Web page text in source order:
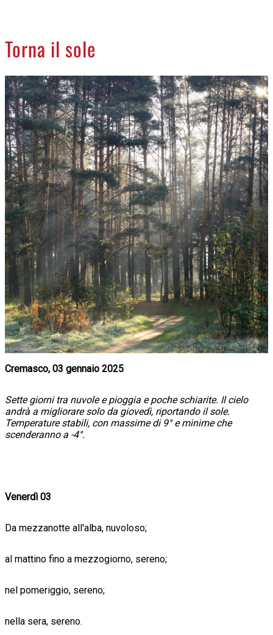
ANIMALI
NECROLOGI
ACCEDI
Torna il sole
Cremasco, 03 gennaio 2025
Sette giorni tra nuvole e pioggia e poche schiarite. Il cielo
andrà a migliorare solo da giovedì, riportando il sole.
Temperature stabili, con massime di 9° e minime che
scenderanno a -4°.
Venerdì 03
Da mezzanotte all'alba, nuvoloso;
al mattino fino a mezzogiorno, sereno;
nel pomeriggio, sereno;
nella sera, sereno.